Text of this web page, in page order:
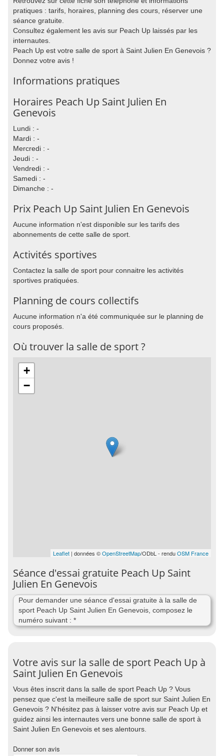
pratiques : tarifs, horaires, planning des cours, réserver une
séance gratuite.
Consultez également les avis sur Peach Up laissés par les
internautes.
Peach Up est votre salle de sport à Saint Julien En Genevois ?
Donnez votre avis !
Informations pratiques
Horaires Peach Up Saint Julien En
Genevois
Lundi : -
Mardi : -
Mercredi : -
Jeudi : -
Vendredi : -
Samedi : -
Dimanche : -
Prix Peach Up Saint Julien En Genevois
Aucune information n'est disponible sur les tarifs des
abonnements de cette salle de sport.
Activités sportives
Contactez la salle de sport pour connaitre les activités
sportives pratiquées.
Planning de cours collectifs
Aucune information n'a été communiquée sur le planning de
cours proposés.
Où trouver la salle de sport ?
+
−
Leaflet | données ©OpenStreetMap/ODbL - renduOSM France
Séance d'essai gratuite Peach Up Saint
Julien En Genevois
Pour demander une séance d'essai gratuite à la salle de
sport Peach Up Saint Julien En Genevois, composez le
numéro suivant : *
Votre avis sur la salle de sport Peach Up à
Saint Julien En Genevois
Vous êtes inscrit dans la salle de sport Peach Up ? Vous
pensez que c'est la meilleure salle de sport sur Saint Julien En
Genevois ? N'hésitez pas à laisser votre avis sur Peach Up et
guidez ainsi les internautes vers une bonne salle de sport à
Saint Julien En Genevois et ses alentours.
Donner son avis